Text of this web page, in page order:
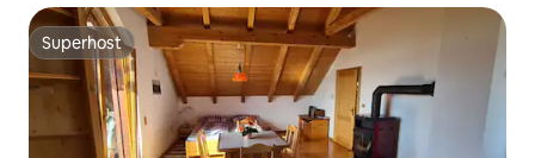
Superhost
Superhost